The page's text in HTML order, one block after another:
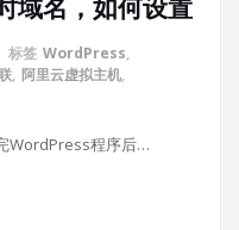
域名，如何设置
标签 WordPress,
, 阿里云虚拟主机,
WordPress程序后…